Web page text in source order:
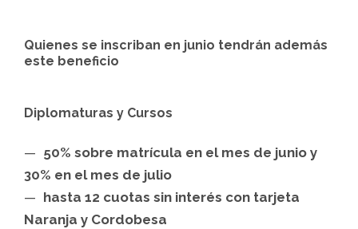
Quienes se inscriban en junio tendrán además
este beneficio
Diplomaturas y Cursos
50% sobre matrícula en el mes de junio y
30% en el mes de julio
hasta 12 cuotas sin interés con tarjeta
Naranja y Cordobesa